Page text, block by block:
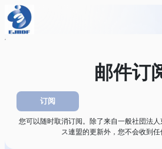
首页
邮件订
订阅
您可以随时取消订阅。除了来自一般社団法
ス連盟的更新外，您不会收到任